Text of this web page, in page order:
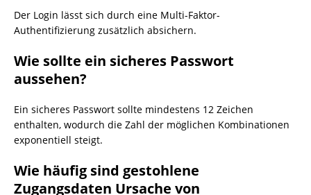
Der Login lässt sich durch eine Multi-Faktor-
Authentifizierung zusätzlich absichern.
Wie sollte ein sicheres Passwort
aussehen?
Ein sicheres Passwort sollte mindestens 12 Zeichen
enthalten, wodurch die Zahl der möglichen Kombinationen
exponentiell steigt.
Wie häufig sind gestohlene
Zugangsdaten Ursache von